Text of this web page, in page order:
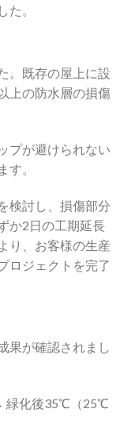
。
。既存の屋上に設
上の防水層の損傷
プが避けられない
。
検討し、損傷部分
か2日の工期延長
り、お客様の生産
ロジェクトを完了
果が確認されまし
緑化後35℃（25℃